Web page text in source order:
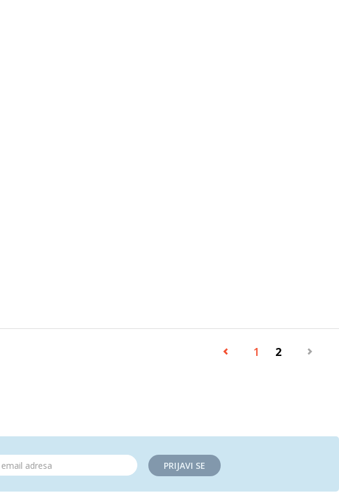
1 2
PRIJAVI SE